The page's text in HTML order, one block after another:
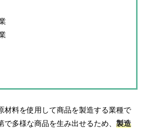
材料を使用して商品を製造する業種で
多様な商品を生み出せるため、 製造